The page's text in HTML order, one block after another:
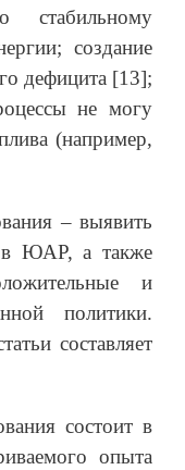
стабильному
создание
дефицита [13];
не могу
(например,
– выявить
в ЮАР, а также
и
политики.
составляет
состоит в
опыта